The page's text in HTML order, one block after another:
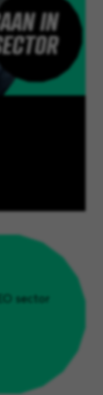
sector